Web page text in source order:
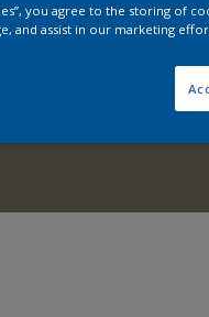
you agree to the storing of
and assist in our marketing